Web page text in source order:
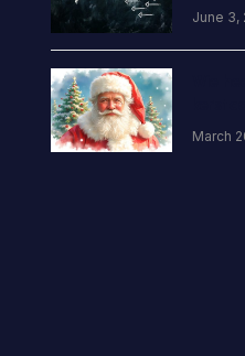
June 3,
March